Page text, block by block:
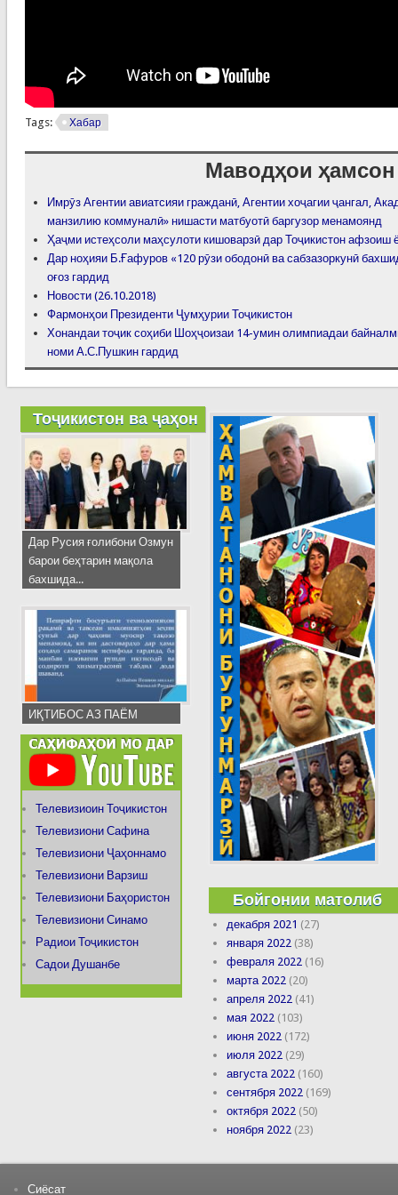
Tags: Хабар
Маводҳои ҳамсон
Имрӯз Агентии авиатсияи гражданӣ, Агентии хоҷагии ҷангал,
манзилию коммуналӣ» нишасти матбуотӣ баргузор менамоянд
Ҳаҷми истеҳсоли маҳсулоти кишоварзӣ дар Тоҷикистон афзоиш
Дар ноҳияи Б.Ғафуров «120 рӯзи ободонӣ ва сабзазоркунӣ
оғоз гардид
Новости (26.10.2018)
Фармонҳои Президенти Ҷумҳурии Тоҷикистон
Хонандаи тоҷик соҳиби Шоҳҷоизаи 14-умин олимпиадаи
номи А.С.Пушкин гардид
Тоҷикистон ва ҷаҳон
Дар Русия ғолибони Озмун
барои беҳтарин мақола
бахшида...
ИҚТИБОС АЗ ПАЁМ
Телевизиоин Тоҷикистон
Телевизиони Сафина
Телевизиони Ҷаҳоннамо
Телевизиони Варзиш
Телевизиони Баҳористон
Телевизиони Синамо
Радиои Тоҷикистон
Садои Душанбе
Бойгонии матолиб
декабря 2021 (27)
января 2022 (38)
февраля 2022 (16)
марта 2022 (20)
апреля 2022 (41)
мая 2022 (103)
июня 2022 (172)
июля 2022 (29)
августа 2022 (160)
сентября 2022 (169)
октября 2022 (50)
ноября 2022 (23)
Сиёсат